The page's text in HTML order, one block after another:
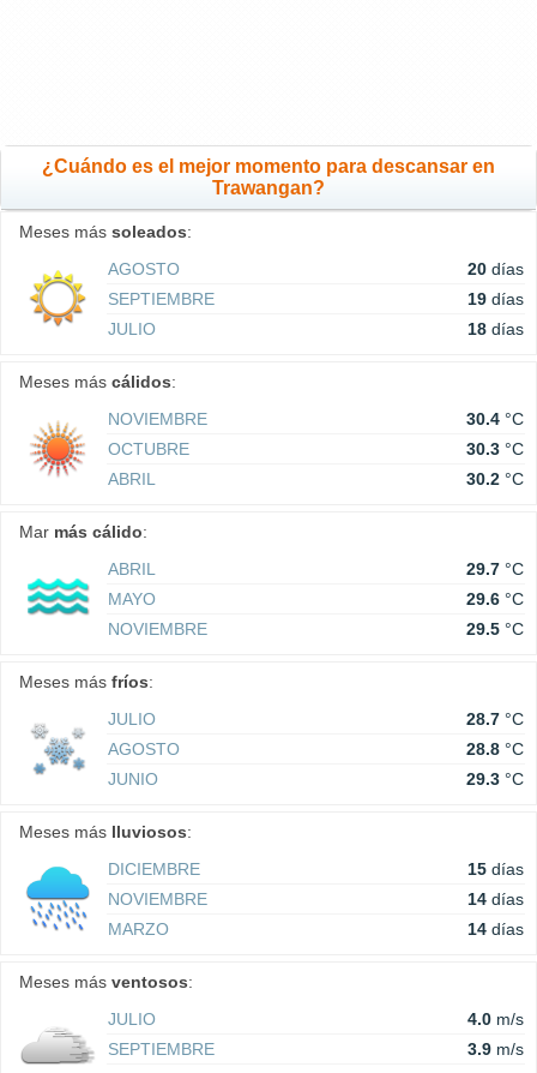
¿Cuándo es el mejor momento para descansar en
Trawangan?
Meses más soleados:
AGOSTO
20 días
SEPTIEMBRE
19 días
JULIO
18 días
Meses más cálidos:
NOVIEMBRE
30.4 °C
OCTUBRE
30.3 °C
ABRIL
30.2 °C
Mar más cálido:
ABRIL
29.7 °C
MAYO
29.6 °C
NOVIEMBRE
29.5 °C
Meses más fríos:
JULIO
28.7 °C
AGOSTO
28.8 °C
JUNIO
29.3 °C
Meses más lluviosos:
DICIEMBRE
15 días
NOVIEMBRE
14 días
MARZO
14 días
Meses más ventosos:
JULIO
4.0 m/s
SEPTIEMBRE
3.9 m/s